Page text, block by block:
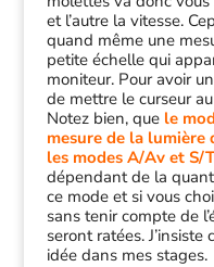
et l’autre la vitesse.
quand même une
petite échelle qui
moniteur. Pour avoir
de mettre le curseur
Notez bien, que le
mesure de la lumière
les modes A/Av et S/
dépendant de la
ce mode et si vous
sans tenir compte de
seront ratées.
idée dans mes stages.